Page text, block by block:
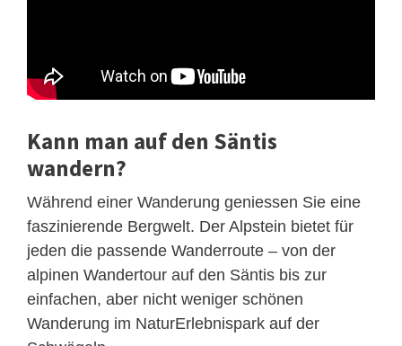
Kann man auf den Säntis
wandern?
Während einer Wanderung geniessen Sie eine
faszinierende Bergwelt. Der Alpstein bietet für
jeden die passende Wanderroute – von der
alpinen Wandertour auf den Säntis bis zur
einfachen, aber nicht weniger schönen
Wanderung im NaturErlebnispark auf der